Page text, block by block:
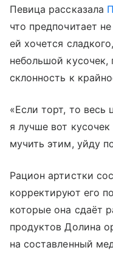
Певица рассказала
что предпочитает
ей хочется
небольшой кусочек,
склонность к
«Если торт, то
я лучше вот
мучить этим, уйду
Рацион артистки
корректируют его
которые она сдаёт
продуктов Долина
на составленный